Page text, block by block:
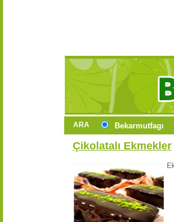
ARA Bekarmutfagı
Çikolatalı Ekmekler